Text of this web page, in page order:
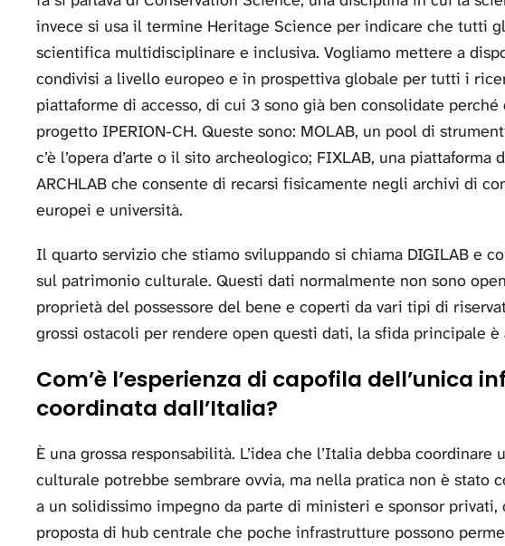
invece si usa il termine Heritage Science per indicare che tutti
scientifica multidisciplinare e inclusiva. Vogliamo mettere a
condivisi a livello europeo e in prospettiva globale per tutti i
piattaforme di accesso, di cui 3 sono già ben consolidate
progetto IPERION-CH. Queste sono: MOLAB, un pool di
c’è l’opera d’arte o il sito archeologico; FIXLAB, una
ARCHLAB che consente di recarsi fisicamente negli archivi di
europei e università.
Il quarto servizio che stiamo sviluppando si chiama DIGILAB e
sul patrimonio culturale. Questi dati normalmente non sono
proprietà del possessore del bene e coperti da vari tipi di
grossi ostacoli per rendere open questi dati, la sfida principale
Com’è l’esperienza di capofila dell’unica
coordinata dall’Italia?
È una grossa responsabilità. L’idea che l’Italia debba
culturale potrebbe sembrare ovvia, ma nella pratica non è stato
a un solidissimo impegno da parte di ministeri e sponsor
proposta di hub centrale che poche infrastrutture possono